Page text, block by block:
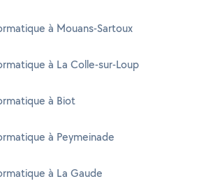
à Mouans-Sartoux
à La Colle-sur-Loup
à Biot
à Peymeinade
à La Gaude